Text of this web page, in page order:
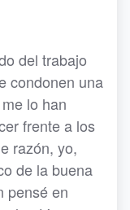
del trabajo
condonen una
lo han
frente a los
razón, yo,
de la buena
pensé en